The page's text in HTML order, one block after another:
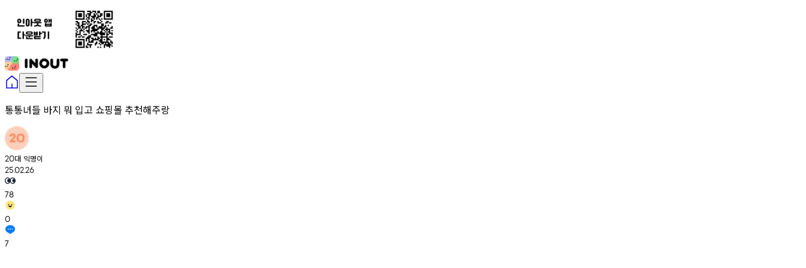
통통녀들 바지 뭐 입고 쇼핑몰 추천해주랑
20대 익명이
25.02.26
78
0
7